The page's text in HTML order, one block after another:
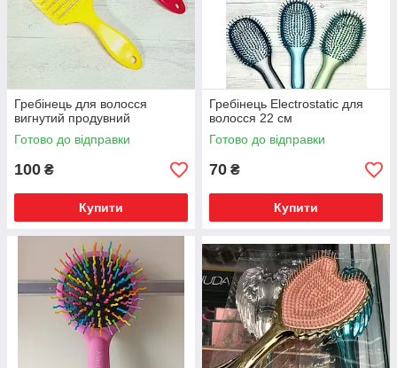
Гребінець для волосся
вигнутий продувний
Готово до відправки
100 ₴
Купити
Гребінець Electrostatic для
волосся 22 см
Готово до відправки
70 ₴
Купити